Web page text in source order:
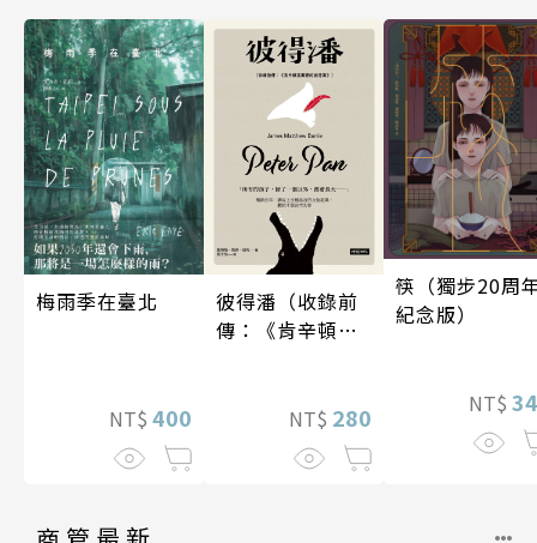
梅雨季在臺北
NT$ 400
彼得潘（收錄前
傳：《肯辛頓花
NT$ 280
筷（獨步20周
紀念版）
NT$